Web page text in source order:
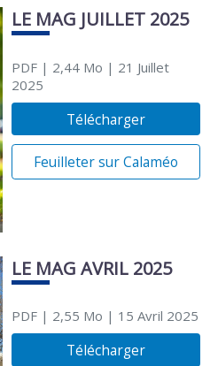
LE MAG JUILLET 2025
PDF| 2,44 Mo | 21 Juillet
2025
Télécharger
Feuilleter sur Calaméo
LE MAG AVRIL 2025
PDF| 2,55 Mo | 15 Avril 2025
Télécharger